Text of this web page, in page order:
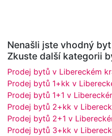
Nenašli jste vhodný
Zkuste další kategorii
Prodej bytů v Libereckém
Prodej bytů 1+kk v
Prodej bytů 1+1 v
Prodej bytů 2+kk v
Prodej bytů 2+1 v
Prodej bytů 3+kk v